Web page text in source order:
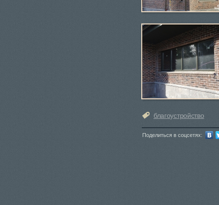
благоустройство
Поделиться в соцсетях: